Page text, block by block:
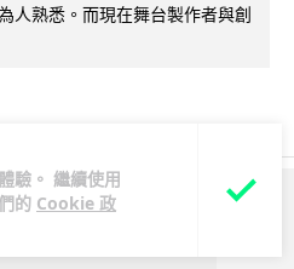
驗。 繼續使用
的 Cookie 政
人熟悉。而現在舞台製作者與創